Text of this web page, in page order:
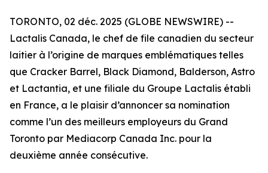
TORONTO, 02 déc. 2025 (GLOBE NEWSWIRE) --
Lactalis Canada, le chef de file canadien du secteur
laitier à l’origine de marques emblématiques telles
que Cracker Barrel, Black Diamond, Balderson, Astro
et Lactantia, et une filiale du Groupe Lactalis établi
en France, a le plaisir d’annoncer sa nomination
comme l’un des meilleurs employeurs du Grand
Toronto par Mediacorp Canada Inc. pour la
deuxième année consécutive.